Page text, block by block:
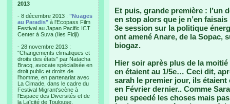
2013
- 8 décembre 2013 : "Nuages
au Paradis" à l'Ecopass Film
Festival au Japan Pacific ICT
Center à Suva (Iles Fidji)
- 28 novembre 2013 :
"Changements climatiques et
droits des états" par Natacha
Bracq, avocate spécialisée en
droit public et droits de
l'homme, en partenariat avec
La Cimade, dans le cadre du
Festival Migrant'scène à
l'Espace des Diversités et de
la Laïcité de Toulouse.
Et puis, grande première : l’un
en stop alors que je n’en
3e session sur la politique
ont amené Anare, de la Sopac,
biogaz.
Hier soir après plus de la
en étaient au 1/5e… Ceci dit,
sarah le premier jour, ils
en Février dernier.. Comme
peu speedé les choses mais